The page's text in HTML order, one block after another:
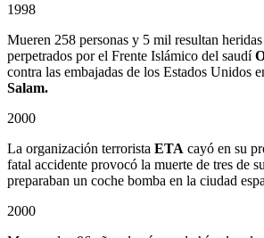
1998
Mueren 258 personas y 5 mil resultan
perpetrados por el Frente Islámico del saudí
contra las embajadas de los Estados Unidos
Salam.
2000
La organización terrorista ETA cayó en su
fatal accidente provocó la muerte de tres de
preparaban un coche bomba en la ciudad
2000